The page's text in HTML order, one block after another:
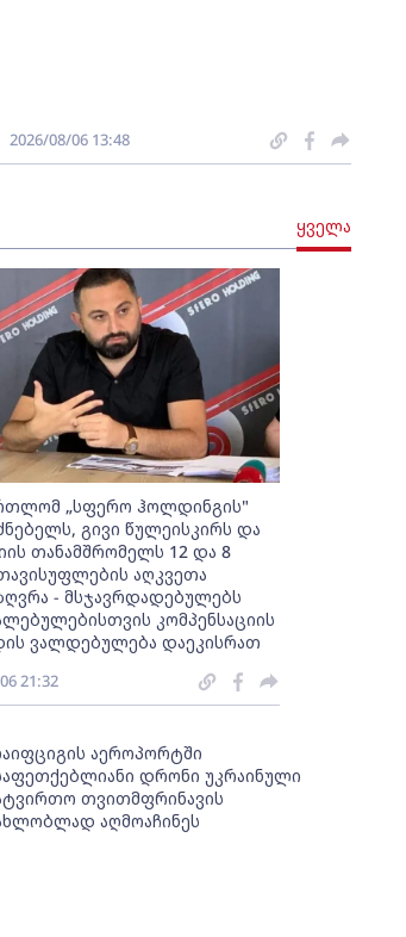
2026/08/06 13:48
ყველა
„სფერო ჰოლდინგის"
გივი წულეისკირს და
თანამშრომელს 12 და 8
აღკვეთა
- მსჯავრდადებულებს
კომპენსაციის
ვალდებულება დაეკისრათ
21:32
აეროპორტში
დრონი უკრაინული
თვითმფრინავის
აღმოაჩინეს